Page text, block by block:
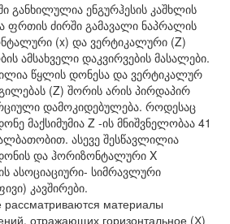
განხილულია ენგურჰესის კაშხლის
ფრთის ძირში გამავალი ნაპრალის
(x) და ვერტიკალური (Z)
ამსახველი დაკვირვების მასალები.
წყლის დონესა და ვერტიკალურ
(Z) შორის არის პირდაპირ
დამოკიდებულება. როდესაც
მაქსიმუმია Z -ის მნიშვნელობაა 41
ასევე შესწავლილია
და ჰორიზონტალური X
ასოციაციური- სიმრავლური
კავშირები.
рассматриваются материалы
отражающих горизонтальное (Х)